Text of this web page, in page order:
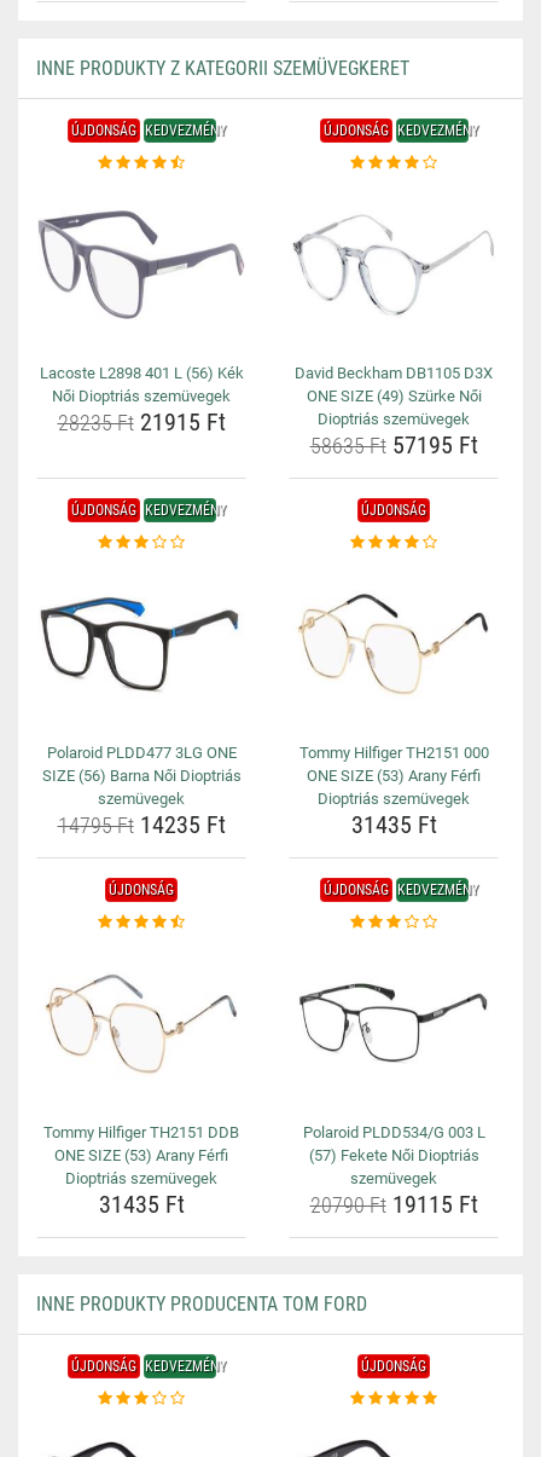
INNE PRODUKTY Z KATEGORII SZEMÜVEGKERET
ÚJDONSÁG KEDVEZMÉNY
Lacoste L2898 401 L (56) Kék
Női Dioptriás szemüvegek
28235 Ft21915 Ft
ÚJDONSÁG KEDVEZMÉNY
David Beckham DB1105 D3X
ONE SIZE (49) Szürke Női
Dioptriás szemüvegek
58635 Ft57195 Ft
ÚJDONSÁG KEDVEZMÉNY
Polaroid PLDD477 3LG ONE
SIZE (56) Barna Női Dioptriás
szemüvegek
14795 Ft14235 Ft
ÚJDONSÁG
Tommy Hilfiger TH2151 000
ONE SIZE (53) Arany Férfi
Dioptriás szemüvegek
31435 Ft
ÚJDONSÁG
Tommy Hilfiger TH2151 DDB
ONE SIZE (53) Arany Férfi
Dioptriás szemüvegek
31435 Ft
ÚJDONSÁG KEDVEZMÉNY
Polaroid PLDD534/G 003 L
(57) Fekete Női Dioptriás
szemüvegek
20790 Ft19115 Ft
INNE PRODUKTY PRODUCENTA TOM FORD
ÚJDONSÁG KEDVEZMÉNY ÚJDONSÁG